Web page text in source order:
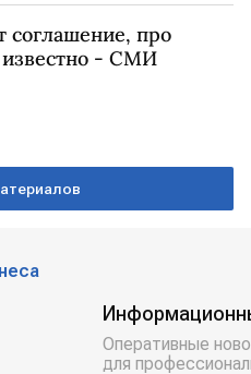
СЛОВАКИЯ
про
известно - СМИ
Оперативные
для